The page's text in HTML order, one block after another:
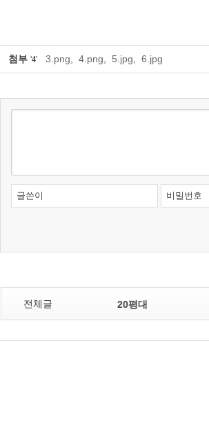
첨부 '4' 3.png 4.png 5.jpg 6.jpg
글쓴이 비밀번호
전체글 20평대